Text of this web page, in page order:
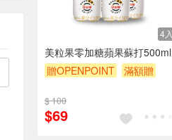
4入
美粒果零加糖蘋果蘇打500ml
贈OPENPOINT
滿額贈
$ 100
$69